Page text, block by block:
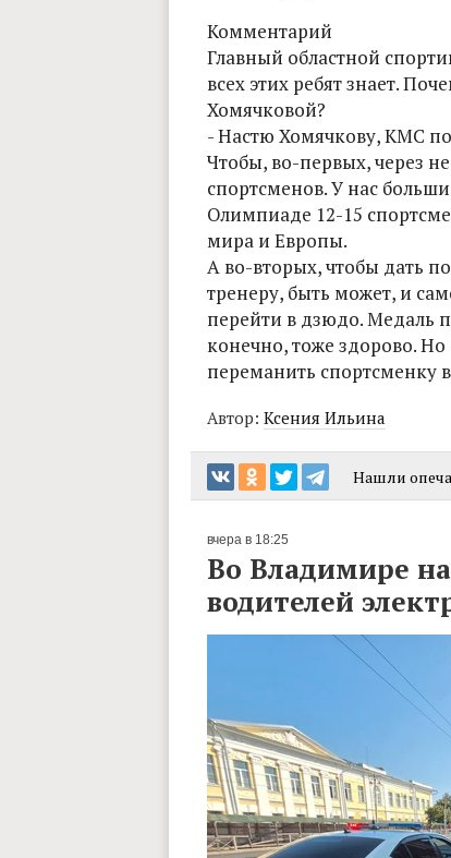
Комментарий
Главный областной
всех этих ребят знает.
Хомячковой?
- Настю Хомячкову, КМС
Чтобы, во-первых, через
спортсменов. У нас
Олимпиаде 12-15
мира и Европы.
А во-вторых, чтобы дать
тренеру, быть может, и
перейти в дзюдо. Медаль
конечно, тоже здорово.
переманить спортсменку
Автор: Ксения Ильина
Нашли
вчера в 18:25
Во Владимире
водителей